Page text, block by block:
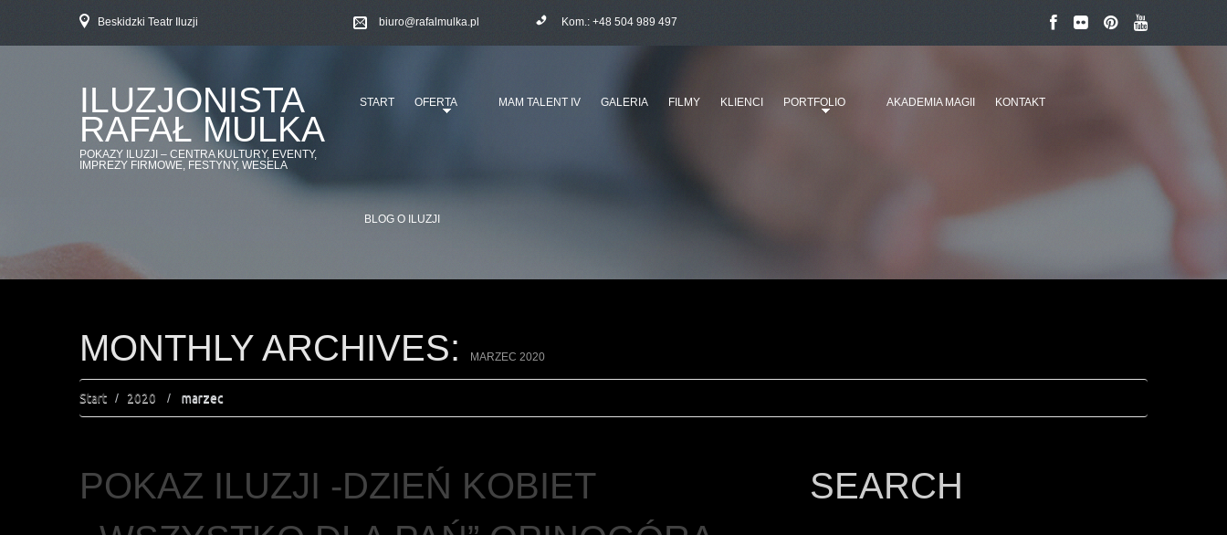
Beskidzki Teatr Iluzji biuro@rafalmulka.pl Kom.: +48 504 989 497
ILUZJONISTA
RAFAŁ MULKA
POKAZY ILUZJI – CENTRA KULTURY, EVENTY,
IMPREZY FIRMOWE, FESTYNY, WESELA
START OFERTA MAM TALENT IV GALERIA FILMY KLIENCI PORTFOLIO AKADEMIA MAGII KONTAKT
BLOG O ILUZJI
MONTHLY ARCHIVES: MARZEC 2020
Start 2020 marzec
POKAZ ILUZJI -DZIEŃ KOBIET
SEARCH